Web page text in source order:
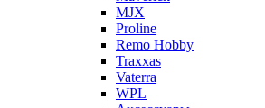
MJX
Proline
Remo Hobby
Traxxas
Vaterra
WPL